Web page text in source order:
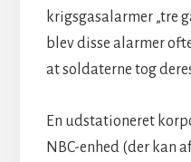
krigsgasalarmer „tre
blev disse alarmer
at soldaterne tog
En udstationeret
NBC-enhed (der kan